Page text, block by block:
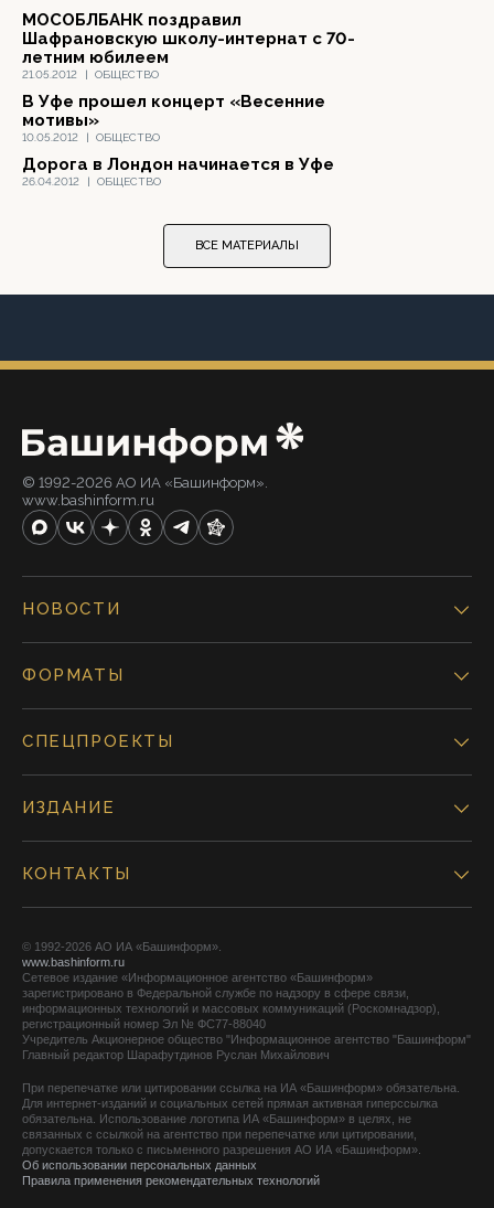
21.05.2012 | ОБЩЕСТВО
МОСОБЛБАНК поздравил
Шафрановскую школу-интернат с 70-
летним юбилеем
10.05.2012 | ОБЩЕСТВО
В Уфе прошел концерт «Весенние
мотивы»
26.04.2012 | ОБЩЕСТВО
Дорога в Лондон начинается в Уфе
ВСЕ МАТЕРИАЛЫ
© 1992-2026 АО ИА «Башинформ».
www.bashinform.ru
НОВОСТИ
ФОРМАТЫ
СПЕЦПРОЕКТЫ
ИЗДАНИЕ
КОНТАКТЫ
© 1992-2026 АО ИА «Башинформ».
www.bashinform.ru
Сетевое издание «Информационное агентство «Башинформ»
зарегистрировано в Федеральной службе по надзору в сфере связи,
информационных технологий и массовых коммуникаций (Роскомнадзор),
регистрационный номер Эл № ФС77-88040
Учредитель Акционерное общество "Информационное агентство "Башинформ"
Главный редактор Шарафутдинов Руслан Михайлович
При перепечатке или цитировании ссылка на ИА «Башинформ» обязательна.
Для интернет-изданий и социальных сетей прямая активная гиперссылка
обязательна. Использование логотипа ИА «Башинформ» в целях, не
связанных с ссылкой на агентство при перепечатке или цитировании,
допускается только с письменного разрешения АО ИА «Башинформ».
Об использовании персональных данных
Правила применения рекомендательных технологий